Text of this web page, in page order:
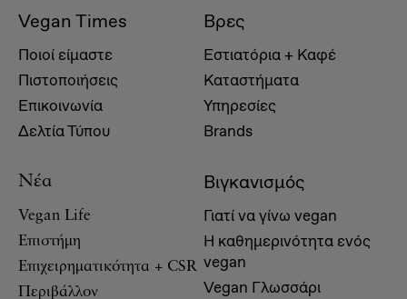
Vegan Times
Ποιοί είμαστε
Πιστοποιήσεις
Επικοινωνία
Δελτία Τύπου
Βρες
Εστιατόρια + Καφέ
Καταστήματα
Υπηρεσίες
Brands
Νέα
Vegan Life
Επιστήμη
Επιχειρηματικότητα + CSR
Περιβάλλον
Βιγκανισμός
Γιατί να γίνω vegan
Η καθημερινότητα ενός
vegan
Vegan Γλωσσάρι